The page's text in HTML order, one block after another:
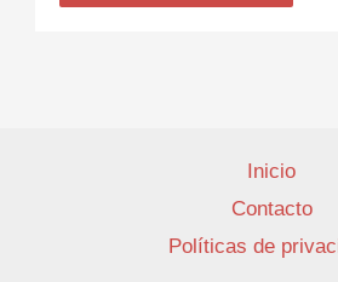
Inicio
Contacto
Políticas de